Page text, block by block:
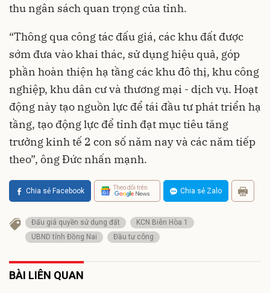
thu ngân sách quan trọng của tỉnh.
“Thông qua công tác đấu giá, các khu đất được
sớm đưa vào khai thác, sử dụng hiệu quả, góp
phần hoàn thiện hạ tầng các khu đô thị, khu công
nghiệp, khu dân cư và thương mại - dịch vụ. Hoạt
động này tạo nguồn lực để tái đầu tư phát triển hạ
tầng, tạo động lực để tỉnh đạt mục tiêu tăng
trưởng kinh tế 2 con số năm nay và các năm tiếp
theo”, ông Đức nhấn mạnh.
Chia sẻ Facebook Theo dõi trên Chia sẻ Zalo
Đấu giá quyền sử dụng đất
KCN Biên Hòa 1
UBND tỉnh Đồng Nai
Đầu tư công
BÀI LIÊN QUAN